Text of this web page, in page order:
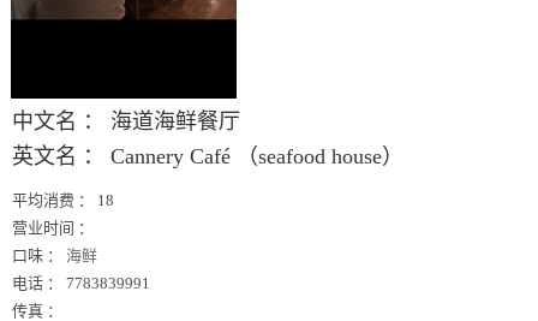
中文名 ：
海道海鲜餐厅
英文名 ：
Cannery Café （seafood house）
平均消费 ： 18
营业时间 ：
口味 ： 海鲜
电话 ： 7783839991
传真 ：